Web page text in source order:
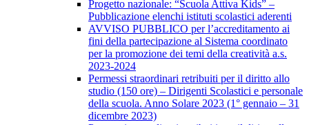
Progetto nazionale: “Scuola Attiva Kids” –
Pubblicazione elenchi istituti scolastici aderenti
AVVISO PUBBLICO per l’accreditamento ai
fini della partecipazione al Sistema coordinato
per la promozione dei temi della creatività a.s.
2023-2024
Permessi straordinari retribuiti per il diritto allo
studio (150 ore) – Dirigenti Scolastici e personale
della scuola. Anno Solare 2023 (1° gennaio – 31
dicembre 2023)